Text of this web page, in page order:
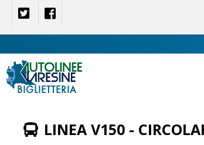
BIGLIETTERIA
LINEA V150 -